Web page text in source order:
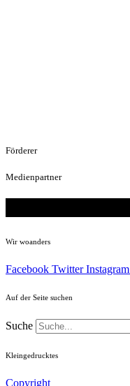
Förderer
Medienpartner
Wir woanders
Facebook Twitter Instagram
Auf der Seite suchen
Suche
Kleingedrucktes
Copyright